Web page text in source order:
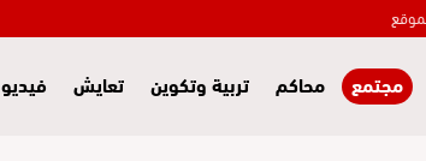
مجتمع محاكم تربية وتكوين تعايش فيديو